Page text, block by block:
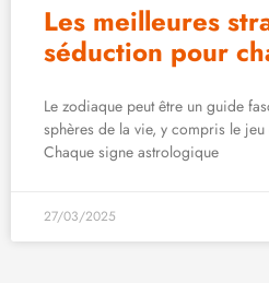
Les meilleures
séduction pour
Le zodiaque peut être un guide
sphères de la vie, y compris le
Chaque signe astrologique
27/03/2025